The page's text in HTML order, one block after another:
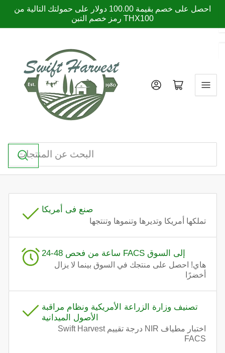
المحتوى
احصل على خصم بقيمة 100.00 دولار على حمولتك التالية من
رمز خصم التبن THX100
البحث
عن
المنتجات
تسجيل الدخولفتح عربة صغيرة
صنع فى أمريكا
تملكها أمريكا وتديرها وتنموها وتنتجها
24-48 ساعة من فحص FACS إلى السوق
هاي! احصل على منتجك في السوق بينما لا يزال
أخضرًا
تصنيف وزارة الزراعة الأمريكية ونظام مراقبة
الأصول الميدانية
اختبار مطياف NIR درجة تقييم Swift Harvest
FACS